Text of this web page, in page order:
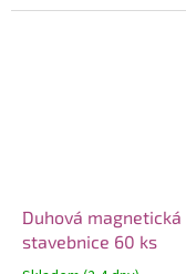
Duhová magnetická
stavebnice 60 ks